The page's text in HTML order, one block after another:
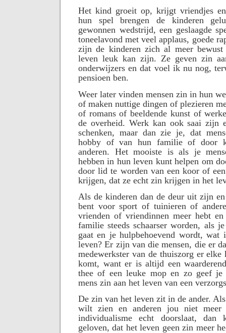
Het kind groeit op, krijgt vriendjes
hun spel brengen de kinderen
gewonnen wedstrijd, een geslaagde
toneelavond met veel applaus, goede
zijn de kinderen zich al meer
leven leuk kan zijn. Ze geven zin
onderwijzers en dat voel ik nu nog,
pensioen ben.
Weer later vinden mensen zin in hun
of maken nuttige dingen of plezieren
of romans of beeldende kunst of
de overheid. Werk kan ook saai zijn
schenken, maar dan zie je, dat
hobby of van hun familie of door
anderen. Het mooiste is als je
hebben in hun leven kunt helpen om
door lid te worden van een koor of
krijgen, dat ze echt zin krijgen in het
Als de kinderen dan de deur uit zijn
bent voor sport of tuinieren of
vrienden of vriendinnen meer hebt
familie steeds schaarser worden, als
gaat en je hulpbehoevend wordt, wat
leven? Er zijn van die mensen, die er
medewerkster van de thuiszorg er
komt, want er is altijd een
thee of een leuke mop en zo geef je
mens zin aan het leven van een
De zin van het leven zit in de ander.
wilt zien en anderen jou niet
individualisme echt doorslaat, dan
geloven, dat het leven geen zin meer